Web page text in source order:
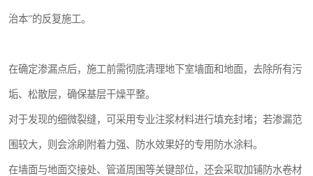
治本”的反复施工。
在确定渗漏点后，施工前需彻底清理地下室墙面和地面，去除所有污
垢、松散层，确保基层干燥平整。
对于发现的细微裂缝，可采用专业注浆材料进行填充封堵；若渗漏范
围较大，则会涂刷附着力强、防水效果好的专用防水涂料。
在墙面与地面交接处、管道周围等关键部位，还会采取加铺防水卷材